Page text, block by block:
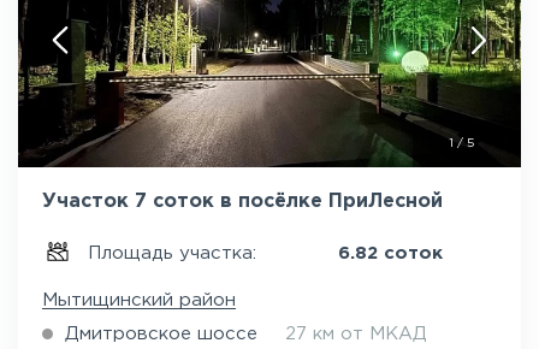
1 / 5
Участок 7 соток в посёлке ПриЛесной
Площадь участка: 6.82 соток
Мытищинский район
Дмитровское шоссе 27 км от МКАД